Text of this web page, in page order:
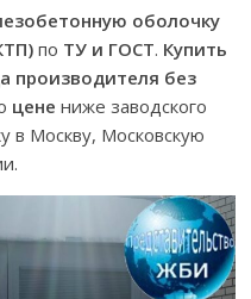
оболочку
по ТУ и ГОСТ. Купить
производителя без
цене ниже заводского
в Москву, Московскую